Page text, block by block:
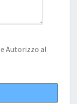
e Autorizzo al